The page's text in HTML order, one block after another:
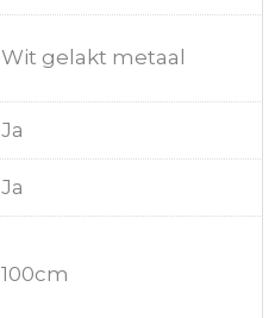
Wit gelakt metaal
Ja
Ja
100cm